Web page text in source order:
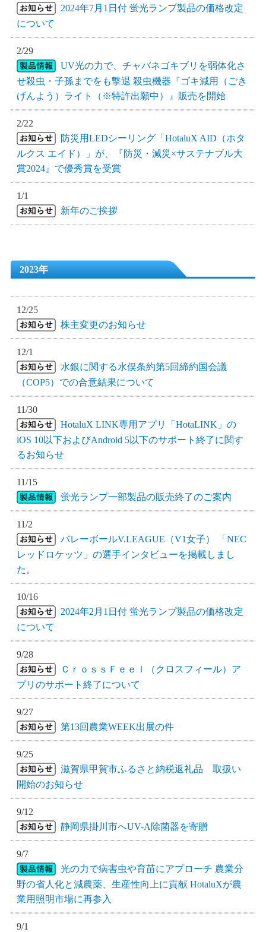
2024年7月1日付 蛍光ランプ製品の価格改定
について
2/29
UV光の力で、チャバネゴキブリを弱体化さ
せ殺虫・子孫までをも撃退 殺虫機器『ゴキ減用（ごき
げんよう）ライト（※特許出願中）』販売を開始
2/22
防災用LEDシーリング「HotaluX AID（ホタ
ルクス エイド）」が、『防災・減災×サステナブル大
賞2024』で優秀賞を受賞
1/1
新年のご挨拶
2023年
12/25
株主変更のお知らせ
12/1
水銀に関する水俣条約第5回締約国会議
（COP5）での合意結果について
11/30
HotaluX LINK専用アプリ「HotaLINK」の
iOS 10以下およびAndroid 5以下のサポート終了に関す
るお知らせ
11/15
蛍光ランプ一部製品の販売終了のご案内
11/2
バレーボールV.LEAGUE（V1女子） 「NEC
レッドロケッツ」の選手インタビューを掲載しまし
た。
10/16
2024年2月1日付 蛍光ランプ製品の価格改定
について
9/28
ＣｒｏｓｓＦｅｅｌ（クロスフィール）ア
プリのサポート終了について
9/27
第13回農業WEEK出展の件
9/25
滋賀県甲賀市ふるさと納税返礼品 取扱い
開始のお知らせ
9/12
静岡県掛川市へUV-A除菌器を寄贈
9/7
光の力で病害虫や育苗にアプローチ 農業分
野の省人化と減農薬、生産性向上に貢献 HotaluXが農
業用照明市場に再参入
9/1